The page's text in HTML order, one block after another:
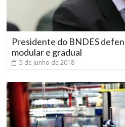
Presidente do BNDES
modular e gradual
5 de junho de 2018